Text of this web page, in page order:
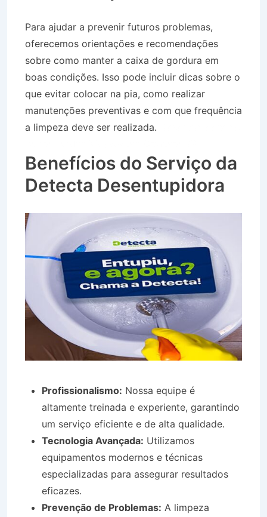
Para ajudar a prevenir futuros problemas,
oferecemos orientações e recomendações
sobre como manter a caixa de gordura em
boas condições. Isso pode incluir dicas sobre o
que evitar colocar na pia, como realizar
manutenções preventivas e com que frequência
a limpeza deve ser realizada.
Benefícios do Serviço da
Detecta Desentupidora
Profissionalismo: Nossa equipe é
altamente treinada e experiente, garantindo
um serviço eficiente e de alta qualidade.
Tecnologia Avançada: Utilizamos
equipamentos modernos e técnicas
especializadas para assegurar resultados
eficazes.
Prevenção de Problemas: A limpeza